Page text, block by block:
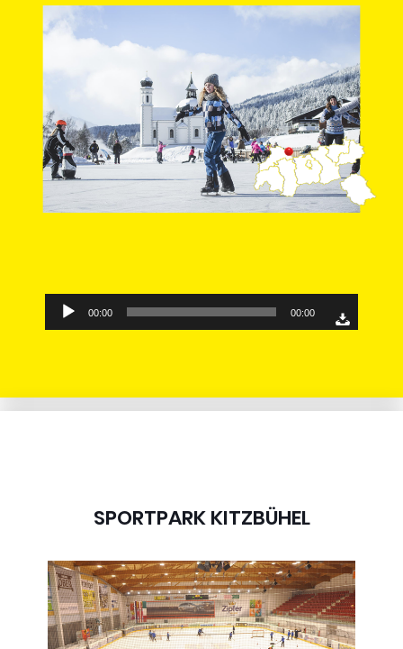
Audio-
Player
00:00 00:00
SPORTPARK KITZBÜHEL